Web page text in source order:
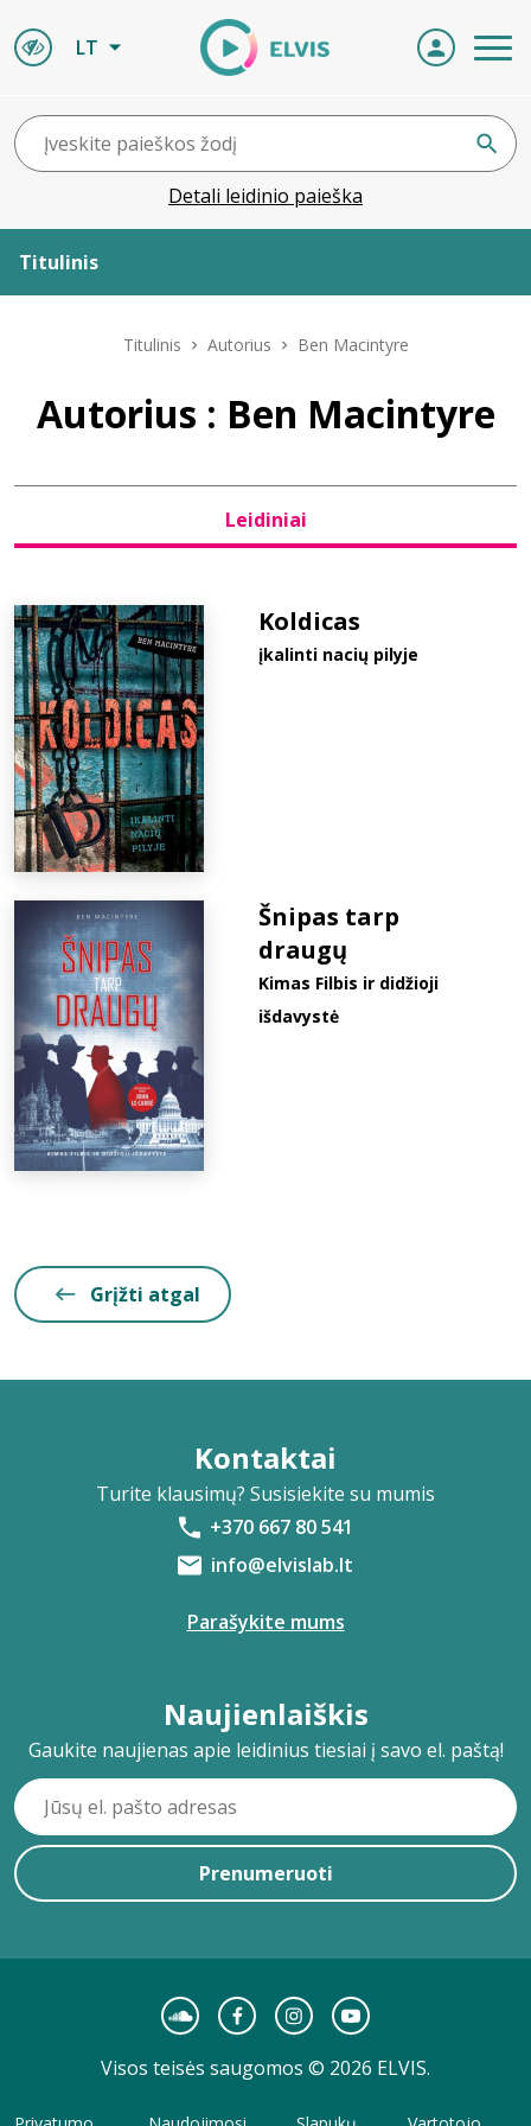
LT
Detali leidinio paieška
Titulinis
Leidiniai
D.U.K.
Titulinis Autorius Ben Macintyre
Autorius : Ben Macintyre
Leidiniai
Koldicas
įkalinti nacių pilyje
Šnipas tarp
draugų
Kimas Filbis ir didžioji
išdavystė
Grįžti atgal
Kontaktai
Turite klausimų? Susisiekite su mumis
+370 667 80 541
info@elvislab.lt
Parašykite mums
Naujienlaiškis
Gaukite naujienas apie leidinius tiesiai į savo el. paštą!
Prenumeruoti
Visos teisės saugomos © 2026 ELVIS.